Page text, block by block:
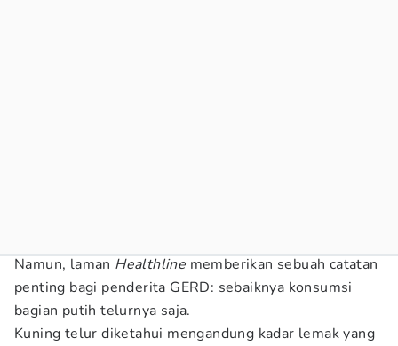
Namun, laman Healthline memberikan sebuah catatan
penting bagi penderita GERD: sebaiknya konsumsi
bagian putih telurnya saja.
Kuning telur diketahui mengandung kadar lemak yang